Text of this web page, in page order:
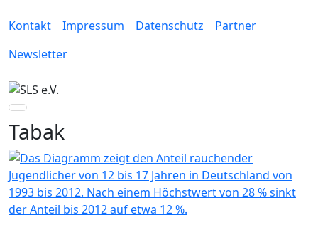
Kontakt Impressum Datenschutz
Partner
Newsletter
Tabak